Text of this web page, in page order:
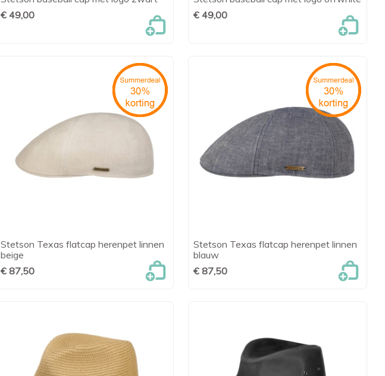
 Snel bekijken
€ 49,00
 Snel bekijken
€ 49,00
 Snel bekijken
Stetson Texas flatcap herenpet linnen
beige
€ 87,50
 Snel bekijken
Stetson Texas flatcap herenpet linnen
blauw
€ 87,50